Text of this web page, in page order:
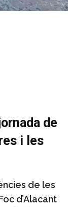
de
i les
de les
d’Alacant